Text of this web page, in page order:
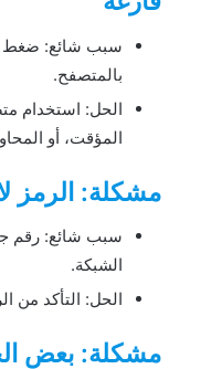
سبب شائع: ضغط
بالمتصفح.
الحل: استخدام
المؤقت، أو
مشكلة: الرمز
سبب شائع: رقم
الشبكة.
الحل: التأكد من
مشكلة: بعض